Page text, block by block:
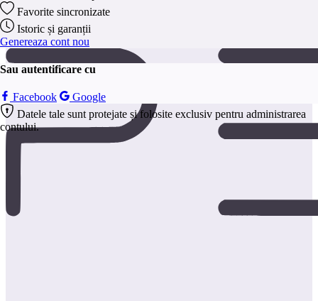
Salveaza
Favorite sincronizate
Istoric și garanții
Genereaza cont nou
Sau autentificare cu
Facebook
Google
Datele tale sunt protejate și folosite exclusiv pentru administrarea
contului.